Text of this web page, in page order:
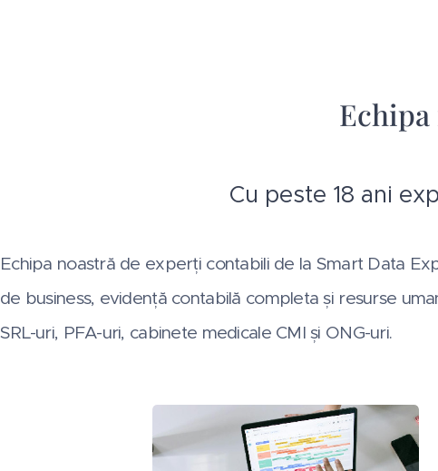
Cu peste 18 ani
Echipa noastră de experți contabili de la Smart Data
de business, evidență contabilă completa și resurse
SRL-uri, PFA-uri, cabinete medicale CMI și ONG-uri.